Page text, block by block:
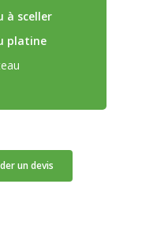
à sceller
platine
un devis